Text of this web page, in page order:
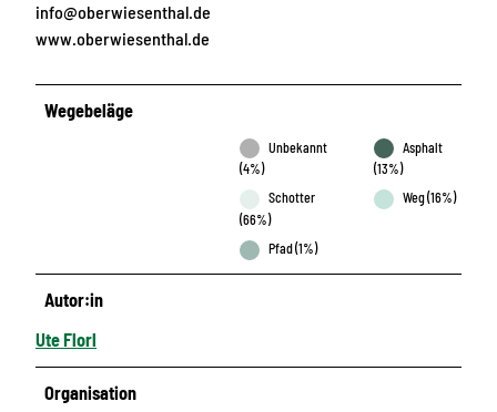
info@oberwiesenthal.de
www.oberwiesenthal.de
Wegebeläge
Unbekannt
(4%)
Asphalt
(13%)
Schotter
(66%)
Weg (16%)
Pfad (1%)
Autor:in
Ute Florl
Organisation